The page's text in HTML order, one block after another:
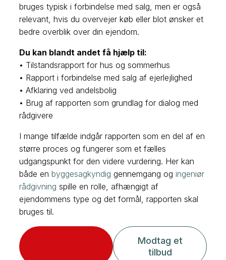
bruges typisk i forbindelse med salg, men er også
relevant, hvis du overvejer køb eller blot ønsker et
bedre overblik over din ejendom.
Du kan blandt andet få hjælp til:
• Tilstandsrapport for hus og sommerhus
• Rapport i forbindelse med salg af ejerlejlighed
• Afklaring ved andelsbolig
• Brug af rapporten som grundlag for dialog med
rådgivere
I mange tilfælde indgår rapporten som en del af en
større proces og fungerer som et fælles
udgangspunkt for den videre vurdering. Her kan
både en byggesagkyndig gennemgang og ingeniør
rådgivning spille en rolle, afhængigt af
ejendommens type og det formål, rapporten skal
bruges til.
Modtag et
tilbud